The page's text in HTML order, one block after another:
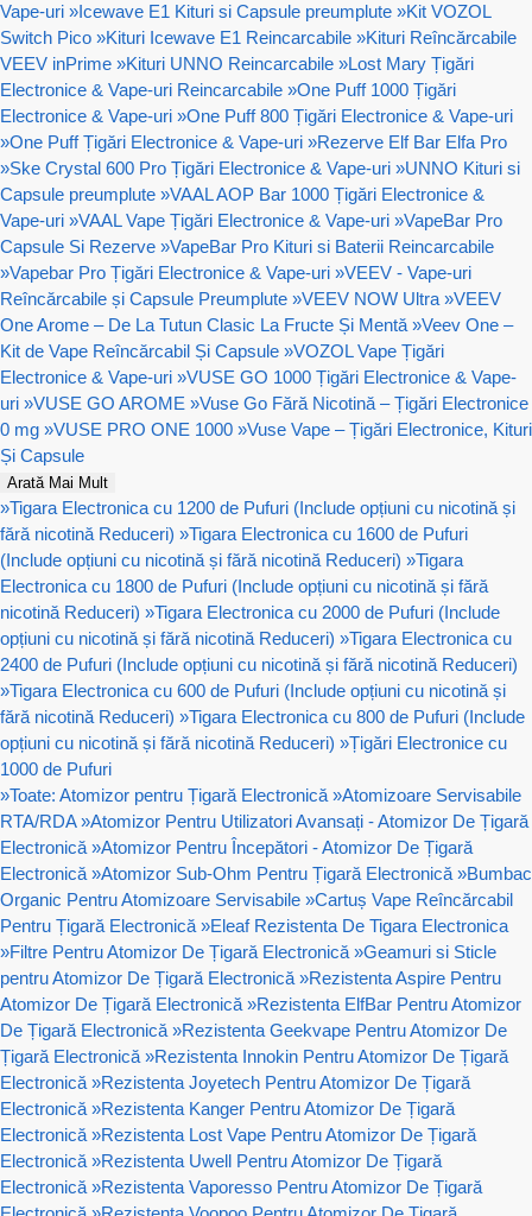
Vape-uri »Icewave E1 Kituri si Capsule preumplute »Kit VOZOL
Switch Pico »Kituri Icewave E1 Reincarcabile »Kituri Reîncărcabile
VEEV inPrime »Kituri UNNO Reincarcabile »Lost Mary Țigări
Electronice & Vape-uri Reincarcabile »One Puff 1000 Țigări
Electronice & Vape-uri »One Puff 800 Țigări Electronice & Vape-uri
»One Puff Țigări Electronice & Vape-uri »Rezerve Elf Bar Elfa Pro
»Ske Crystal 600 Pro Țigări Electronice & Vape-uri »UNNO Kituri si
Capsule preumplute »VAAL AOP Bar 1000 Țigări Electronice &
Vape-uri »VAAL Vape Țigări Electronice & Vape-uri »VapeBar Pro
Capsule Si Rezerve »VapeBar Pro Kituri si Baterii Reincarcabile
»Vapebar Pro Țigări Electronice & Vape-uri »VEEV - Vape-uri
Reîncărcabile și Capsule Preumplute »VEEV NOW Ultra »VEEV
One Arome – De La Tutun Clasic La Fructe Și Mentă »Veev One –
Kit de Vape Reîncărcabil Și Capsule »VOZOL Vape Țigări
Electronice & Vape-uri »VUSE GO 1000 Țigări Electronice & Vape-
uri »VUSE GO AROME »Vuse Go Fără Nicotină – Țigări Electronice
0 mg »VUSE PRO ONE 1000 »Vuse Vape – Țigări Electronice, Kituri
Și Capsule
Arată Mai Mult
»Tigara Electronica cu 1200 de Pufuri (Include opțiuni cu nicotină și
fără nicotină Reduceri) »Tigara Electronica cu 1600 de Pufuri
(Include opțiuni cu nicotină și fără nicotină Reduceri) »Tigara
Electronica cu 1800 de Pufuri (Include opțiuni cu nicotină și fără
nicotină Reduceri) »Tigara Electronica cu 2000 de Pufuri (Include
opțiuni cu nicotină și fără nicotină Reduceri) »Tigara Electronica cu
2400 de Pufuri (Include opțiuni cu nicotină și fără nicotină Reduceri)
»Tigara Electronica cu 600 de Pufuri (Include opțiuni cu nicotină și
fără nicotină Reduceri) »Tigara Electronica cu 800 de Pufuri (Include
opțiuni cu nicotină și fără nicotină Reduceri) »Țigări Electronice cu
1000 de Pufuri
»Toate: Atomizor pentru Țigară Electronică »Atomizoare Servisabile
RTA/RDA »Atomizor Pentru Utilizatori Avansați - Atomizor De Țigară
Electronică »Atomizor Pentru Începători - Atomizor De Țigară
Electronică »Atomizor Sub-Ohm Pentru Țigară Electronică »Bumbac
Organic Pentru Atomizoare Servisabile »Cartuș Vape Reîncărcabil
Pentru Țigară Electronică »Eleaf Rezistenta De Tigara Electronica
»Filtre Pentru Atomizor De Țigară Electronică »Geamuri si Sticle
pentru Atomizor De Țigară Electronică »Rezistenta Aspire Pentru
Atomizor De Țigară Electronică »Rezistenta ElfBar Pentru Atomizor
De Țigară Electronică »Rezistenta Geekvape Pentru Atomizor De
Țigară Electronică »Rezistenta Innokin Pentru Atomizor De Țigară
Electronică »Rezistenta Joyetech Pentru Atomizor De Țigară
Electronică »Rezistenta Kanger Pentru Atomizor De Țigară
Electronică »Rezistenta Lost Vape Pentru Atomizor De Țigară
Electronică »Rezistenta Uwell Pentru Atomizor De Țigară
Electronică »Rezistenta Vaporesso Pentru Atomizor De Țigară